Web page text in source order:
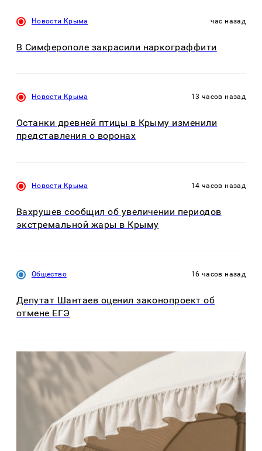
Новости Крыма час назад
В Симферополе закрасили наркограффити
Новости Крыма 13 часов назад
Останки древней птицы в Крыму изменили
представления о воронах
Новости Крыма 14 часов назад
Вахрушев сообщил об увеличении периодов
экстремальной жары в Крыму
Общество 16 часов назад
Депутат Шантаев оценил законопроект об
отмене ЕГЭ